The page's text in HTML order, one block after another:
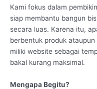
Kami fokus dalam
siap membantu bangun
secara luas. Karena itu,
berbentuk produk
miliki website sebagai
bakal kurang maksimal.
Mengapa Begitu?